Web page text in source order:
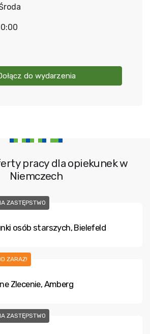
do wydarzenia
pracy dla opiekunek w
Niemczech
ZASTĘPSTWO
osób starszych, Bielefeld
ZARAZ!
Zlecenie, Amberg
ZASTĘPSTWO